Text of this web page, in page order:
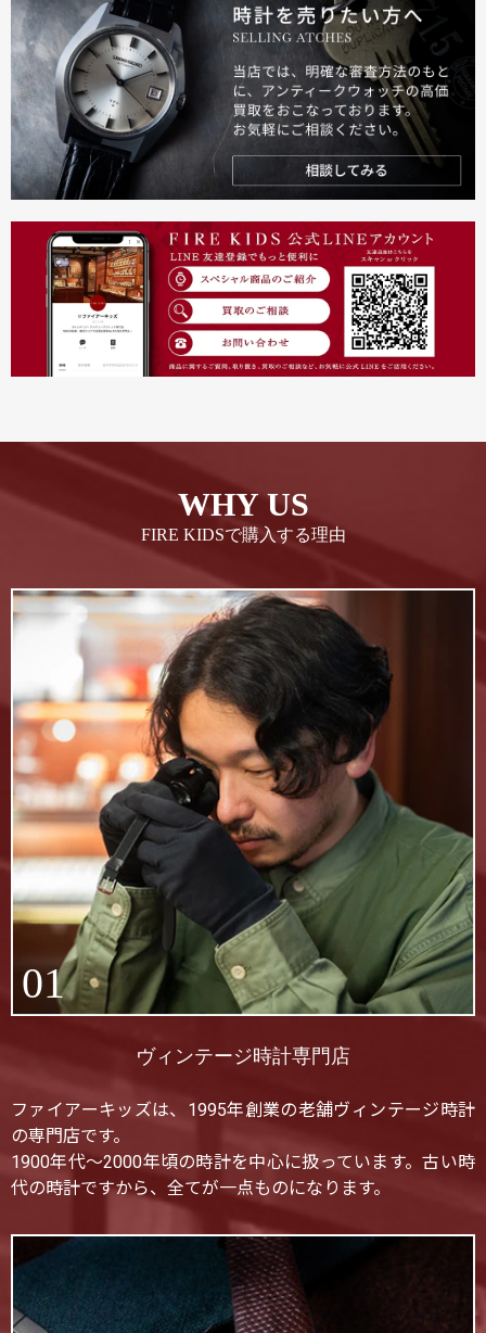
WHY US
FIRE KIDSで購入する理由
01
ヴィンテージ時計専門店
ファイアーキッズは、1995年創業の老舗ヴィンテージ時計
の専門店です。
1900年代〜2000年頃の時計を中心に扱っています。古い時
代の時計ですから、全てが一点ものになります。